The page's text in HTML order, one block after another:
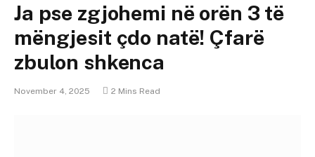
Ja pse zgjohemi në orën 3 të
mëngjesit çdo natë! Çfarë
zbulon shkenca
November 4, 2025 2 Mins Read